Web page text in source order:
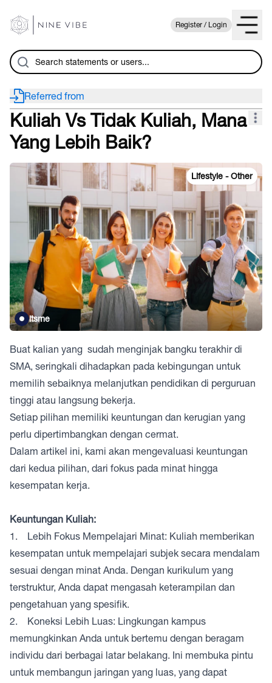
Register / Login
Kuliah Vs Tidak Kuliah, Mana
Yang Lebih Baik?
itsme
Lifestyle - Other
Buat kalian yang sudah menginjak bangku terakhir di
SMA, seringkali dihadapkan pada kebingungan untuk
memilih sebaiknya melanjutkan pendidikan di perguruan
tinggi atau langsung bekerja.
Setiap pilihan memiliki keuntungan dan kerugian yang
perlu dipertimbangkan dengan cermat.
Dalam artikel ini, kami akan mengevaluasi keuntungan
dari kedua pilihan, dari fokus pada minat hingga
kesempatan kerja.
Keuntungan Kuliah:
1. Lebih Fokus Mempelajari Minat: Kuliah memberikan
kesempatan untuk mempelajari subjek secara mendalam
sesuai dengan minat Anda. Dengan kurikulum yang
terstruktur, Anda dapat mengasah keterampilan dan
pengetahuan yang spesifik.
2. Koneksi Lebih Luas: Lingkungan kampus
memungkinkan Anda untuk bertemu dengan beragam
individu dari berbagai latar belakang. Ini membuka pintu
untuk membangun jaringan yang luas, yang dapat
Referred from